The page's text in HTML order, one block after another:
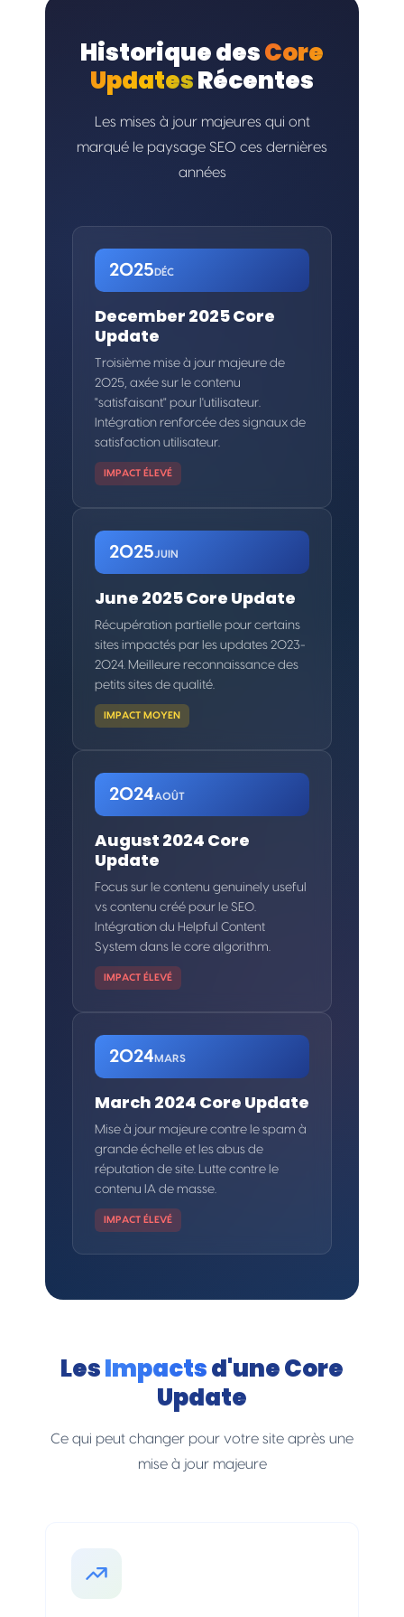
Historique desCore
UpdatesRécentes
Les mises à jour majeures qui ont
marqué le paysage SEO ces dernières
années
2025DÉC
December 2025 Core
Update
Troisième mise à jour majeure de
2025, axée sur le contenu
"satisfaisant" pour l'utilisateur.
Intégration renforcée des signaux de
satisfaction utilisateur.
IMPACT ÉLEVÉ
2025JUIN
June 2025 Core Update
Récupération partielle pour certains
sites impactés par les updates 2023-
2024. Meilleure reconnaissance des
petits sites de qualité.
IMPACT MOYEN
2024AOÛT
August 2024 Core
Update
Focus sur le contenu genuinely useful
vs contenu créé pour le SEO.
Intégration du Helpful Content
System dans le core algorithm.
IMPACT ÉLEVÉ
2024MARS
March 2024 Core Update
Mise à jour majeure contre le spam à
grande échelle et les abus de
réputation de site. Lutte contre le
contenu IA de masse.
IMPACT ÉLEVÉ
LesImpactsd'une Core
Update
Ce qui peut changer pour votre site après une
mise à jour majeure